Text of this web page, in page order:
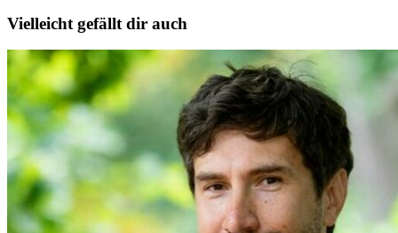
Vielleicht gefällt dir auch